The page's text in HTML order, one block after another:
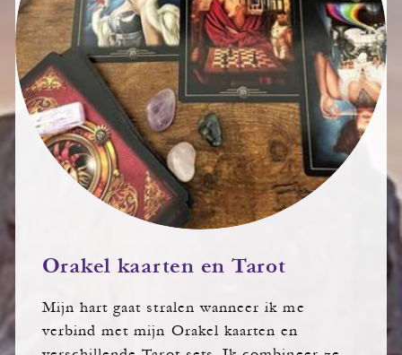
Orakel kaarten en Tarot
Mijn hart gaat stralen wanneer ik me
verbind met mijn Orakel kaarten en